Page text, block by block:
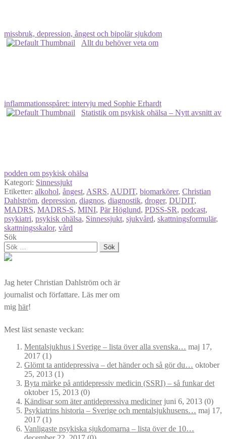
missbruk, depression, ångest och bipolär sjukdom
Allt du behöver veta om
inflammationsspåret: intervju med Sophie Erhardt
Statistik om psykisk ohälsa – Nytt avsnitt av
podden om psykisk ohälsa
Kategori: Sinnessjukt
Etiketter: alkohol, ångest, ASRS, AUDIT, biomarkörer, Christian
Dahlström, depression, diagnos, diagnostik, droger, DUDIT,
MADRS, MADRS-S, MINI, Pär Höglund, PDSS-SR, podcast,
psykiatri, psykisk ohälsa, Sinnessjukt, sjukvård, skattningsformulär,
skattningsskalor, vård
Sök
Sök
efter:
Jag heter Christian Dahlström och är
journalist och författare. Läs mer om
mig här!
Mest läst senaste veckan:
Mentalsjukhus i Sverige – lista över alla svenska… maj 17,
2017 (1)
Glömt ta antidepressiva – det händer och så gör du… oktober
25, 2013 (1)
Byta märke på antidepressiv medicin (SSRI) – så funkar det
oktober 15, 2013 (0)
Kändisar som äter antidepressiva medicinerjuni 6, 2013 (0)
Psykiatrins historia – Sverige och mentalsjukhusens… maj 17,
2017 (1)
Vanligaste psykiska sjukdomarna – lista över de 10…